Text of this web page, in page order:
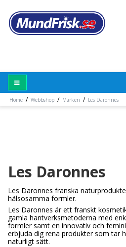
Home / Webbshop / Märken / Les Daronnes
Les Daronnes
Les Daronnes franska
hälsosamma formler.
Les Daronnes är ett franskt
gamla hantverksmetoderna med
formler samt en innovativ och
erbjuda dig rena produkter som tar
naturligt sätt.